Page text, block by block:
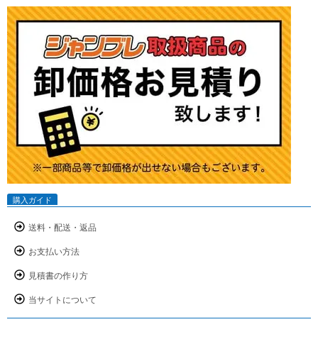
購入ガイド
送料・配送・返品
お支払い方法
見積書の作り方
当サイトについて